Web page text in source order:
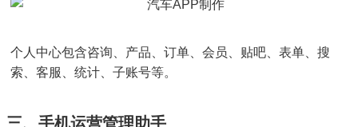
个人中心包含咨询、产品、订单、会员、贴吧、表单、搜
索、客服、统计、子账号等。
三、手机运营管理助手